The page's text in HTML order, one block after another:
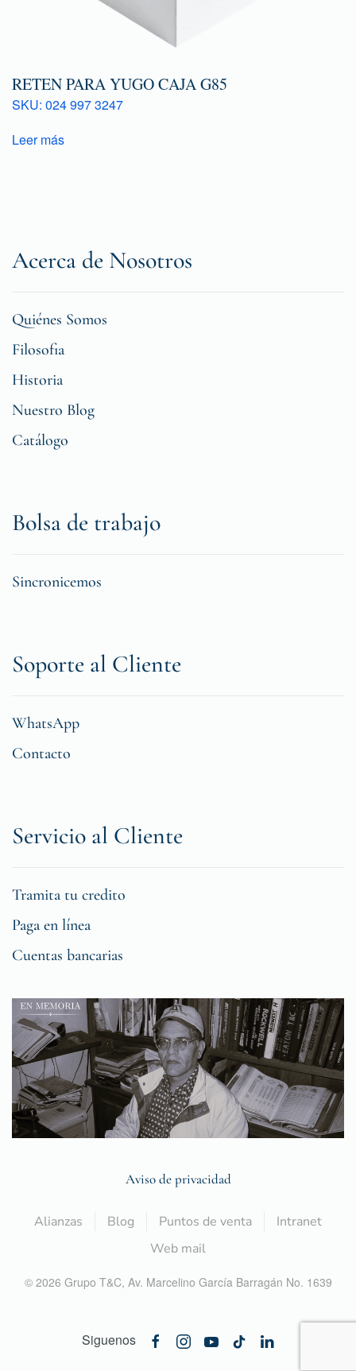
RETEN PARA YUGO CAJA G85
SKU: 024 997 3247
Leer más
Acerca de Nosotros
Quiénes Somos
Filosofia
Historia
Nuestro Blog
Catálogo
Bolsa de trabajo
Sincronicemos
Soporte al Cliente
WhatsApp
Contacto
Servicio al Cliente
Tramita tu credito
Paga en línea
Cuentas bancarias
Aviso de privacidad
Alianzas Blog Puntos de venta
Intranet
Web mail
© 2026 Grupo T&C, Av. Marcelino García Barragán No. 1639
Siguenos